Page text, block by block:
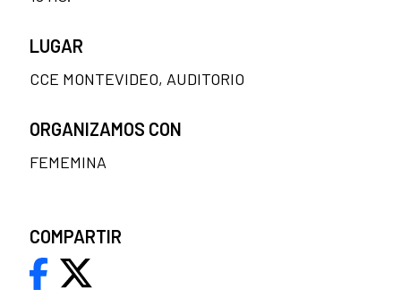
LUGAR
CCE MONTEVIDEO, AUDITORIO
ORGANIZAMOS CON
FEMEMINA
COMPARTIR